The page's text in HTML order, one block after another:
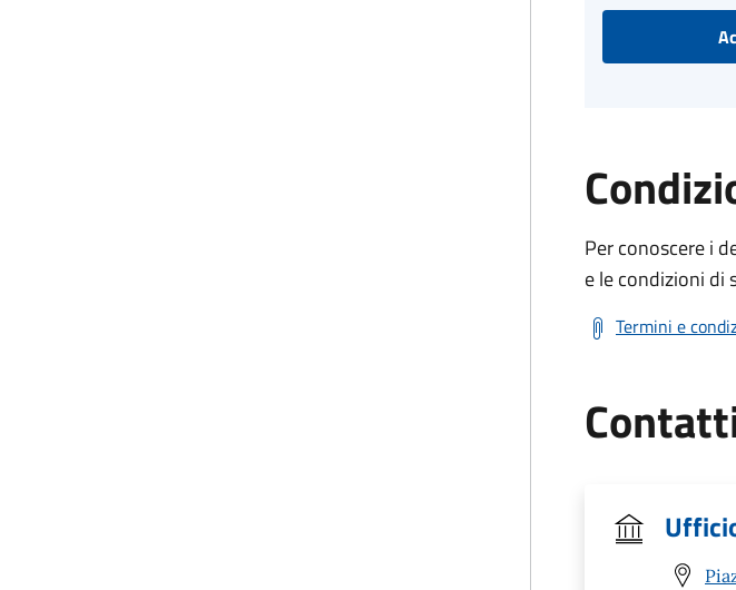
Per conoscere i
e le condizioni di
Termini e